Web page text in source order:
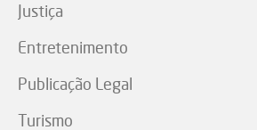
Justiça
Entretenimento
Publicação Legal
Turismo